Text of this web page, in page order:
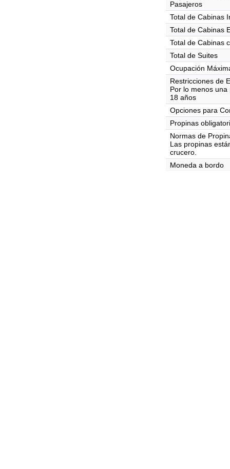
Pasajeros
Total de Cabinas
Total de Cabinas
Total de Cabinas
Total de Suites
Ocupación
Restricciones de
Por lo menos
18 años
Opciones para
Propinas
Normas de
Las propinas
crucero.
Moneda a bordo